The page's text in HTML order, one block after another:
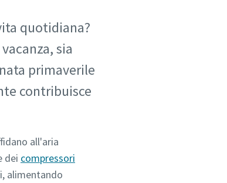
quotidiana?
sia
primaverile
contribuisce
all'aria
dei compressori
alimentando